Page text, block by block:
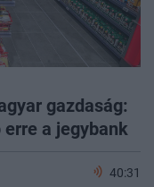
gazdaság:
a jegybank
40:31